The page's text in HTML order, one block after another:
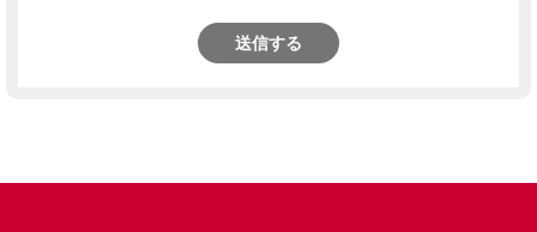
送信する